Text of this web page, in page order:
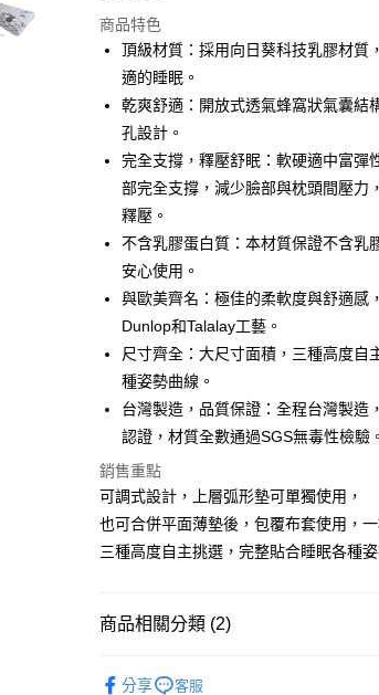
3 期 0 利率 每期 NT$500
合作金庫商業銀行
華南商業銀行
彰化
國泰世華商業銀行
臺灣中小企業銀行
台中
匯豐（台灣）商業銀行
華泰
聯邦商業銀行
元大商業銀行
永豐
台新國際商業銀行
台灣樂天信用卡公司
6 期 0 利率 每期
合作金庫商業銀行
第一
華南商業銀行
上海商業儲蓄銀行
台北
臺灣中小企業銀行
台中
匯豐（台灣）商業銀行
聯邦商業銀行
遠東
元大商業銀行
玉山商業銀行
星展
台灣樂天信用卡公司
超商取貨付款
LINE Pay
Apple Pay
街口支付
悠遊付
Google Pay
全盈+PAY
AFTEE先享後付
【關於「AFTEE先享後付」】
AFTEE先享後付是「在收到商品之後才付款」
便利好安心！
１．簡單：不需註冊會員、不需綁卡、不需儲
２．便利：只要手機號碼，簡訊認證，即可結
３．安心：先確認商品／服務後，再付款。
付」結帳頁面，進行簡訊認證並確認金額後，
／ATM／網路銀行／等多元方式進行付款，方
ATM付款
運送方式
每筆NT$60，滿NT$499(含以上)免運費
商品特色
頂級材質：採用向日葵科技乳膠材質
適的睡眠。
乾爽舒適：開放式透氣蜂窩狀氣囊結
孔設計。
完全支撐，釋壓舒眠：軟硬適中富彈
部完全支撐，減少臉部與枕頭間壓力
釋壓。
不含乳膠蛋白質：本材質保證不含乳
安心使用。
與歐美齊名：極佳的柔軟度與舒適感
Dunlop和Talalay工藝。
尺寸齊全：大尺寸面積，三種高度自
種姿勢曲線。
台灣製造，品質保證：全程台灣製造
認證，材質全數通過SGS無毒性檢驗。
銷售重點
可調式設計，上層弧形墊可單獨使用，
也可合併平面薄墊後，包覆布套使用，一
三種高度自主挑選，完整貼合睡眠各種姿
商品相關分類 (2)
分享 客服